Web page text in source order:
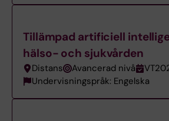
Tillämpad artificiell
hälso- och sjukvården
Distans Avancerad nivå
Undervisningspråk: Engelska